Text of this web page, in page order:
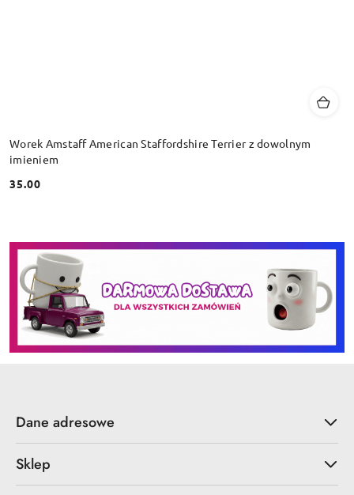
Worek Amstaff American Staffordshire Terrier z dowolnym
imieniem
Cena:
35.00
Dane adresowe
Sklep